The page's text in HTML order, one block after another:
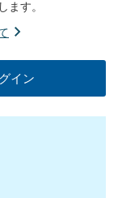
す。
イン